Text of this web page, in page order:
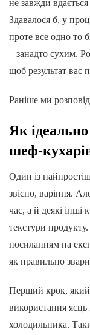
не завжди
Здавалося б, у
проте все одно то
– занадто сухим.
щоб результат вас
Раніше ми
Як
шеф-
Один із
звісно, варіння.
час, а й деякі інші
текстури
посиланням на
як правильно
Перший крок, який
використання яєць
холодильника.